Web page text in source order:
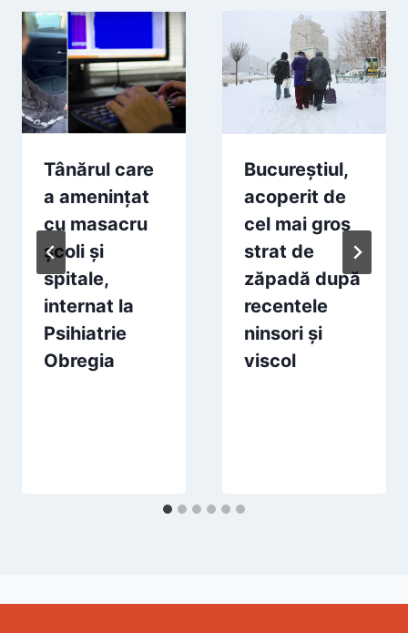
Tânărul care
a amenințat
cu masacru
școli și
spitale,
internat la
Psihiatrie
Obregia
Bucureștiul,
acoperit de
cel mai gros
strat de
zăpadă după
recentele
ninsori și
viscol